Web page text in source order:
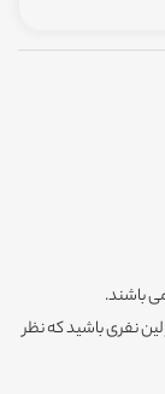
باشند.
نفری باشید که نظر